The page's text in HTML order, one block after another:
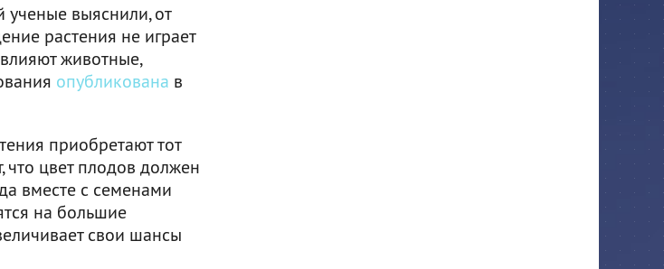
выяснили, от
растения не играет
животные,
опубликована в
приобретают тот
что цвет плодов должен
вместе с семенами
на большие
свои шансы